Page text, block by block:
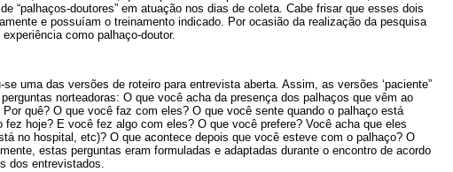
“palhaços-doutores” em atuação nos dias de coleta. Cabe frisar que esses dois
e possuíam o treinamento indicado. Por ocasião da realização da pesquisa
como palhaço-doutor.
uma das versões de roteiro para entrevista aberta. Assim, as versões ‘paciente”
norteadoras: O que você acha da presença dos palhaços que vêm ao
quê? O que você faz com eles? O que você sente quando o palhaço está
hoje? E você fez algo com eles? O que você prefere? Você acha que eles
no hospital, etc)? O que acontece depois que você esteve com o palhaço? O
estas perguntas eram formuladas e adaptadas durante o encontro de acordo
dos entrevistados.